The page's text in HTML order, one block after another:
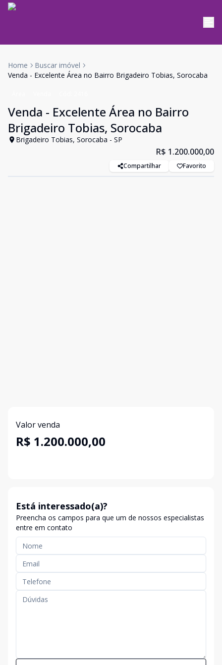
Home
Buscar imóvel
Venda - Excelente Área no Bairro Brigadeiro Tobias, Sorocaba
Venda - Excelente Área no Bairro
Brigadeiro Tobias, Sorocaba
Brigadeiro Tobias, Sorocaba - SP
R$ 1.200.000,00
Compartilhar Favorito
Valor venda
R$ 1.200.000,00
Está interessado(a)?
Preencha os campos para que um de nossos especialistas
entre em contato